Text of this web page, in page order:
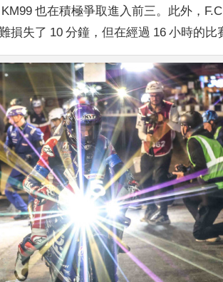
也在積極爭取進入前三。 此外， F. C.
損失了 10 分鐘，但在經過 16 小時的比